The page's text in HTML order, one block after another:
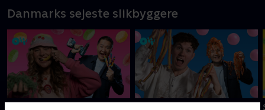
Danmarks sejeste slikbyggere